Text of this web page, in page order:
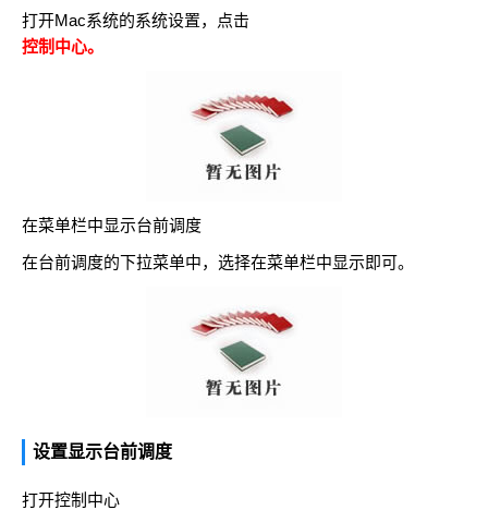
打开Mac系统的系统设置，点击
控制中心。
在菜单栏中显示台前调度
在台前调度的下拉菜单中，选择在菜单栏中显示即可。
设置显示台前调度
打开控制中心